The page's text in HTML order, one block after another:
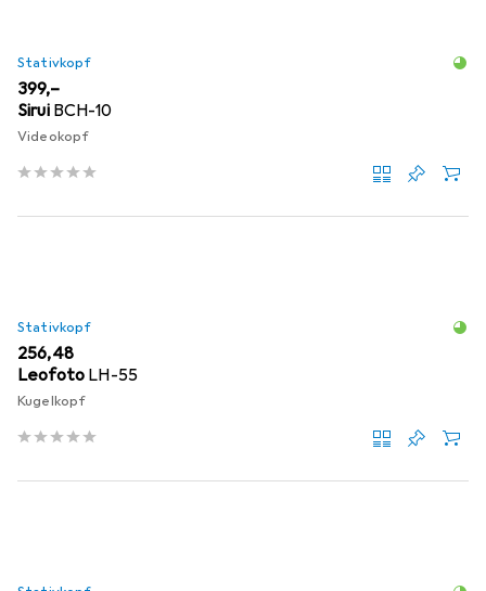
Stativkopf
EUR
399,–
Sirui BCH-10
Videokopf
Stativkopf
EUR
256,48
Leofoto LH-55
Kugelkopf